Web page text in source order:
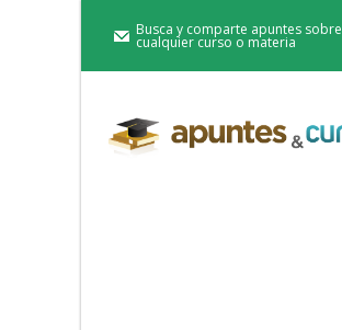
Busca y comparte apuntes sobre
cualquier curso o materia